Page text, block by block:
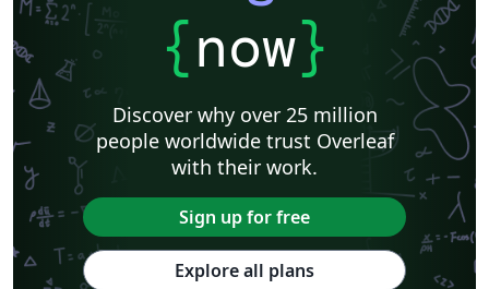
{now}
Discover why over 25 million
people worldwide trust Overleaf
with their work.
Sign up for free
Explore all plans